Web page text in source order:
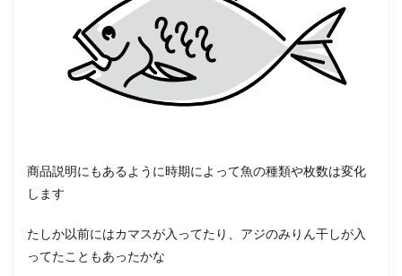
商品説明にもあるように時期によって魚の種類や枚数は変化
します
たしか以前にはカマスが入ってたり、アジのみりん干しが入
ってたこともあったかな